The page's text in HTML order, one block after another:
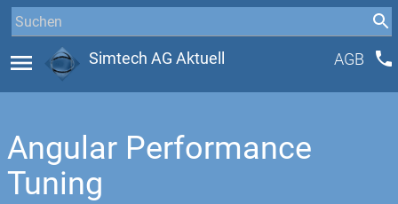
menu Simtech AG Aktuell AGB phone
Angular Performance
Tuning